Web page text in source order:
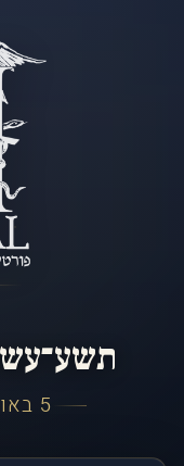
5 באוגוסט 2007 – 2026